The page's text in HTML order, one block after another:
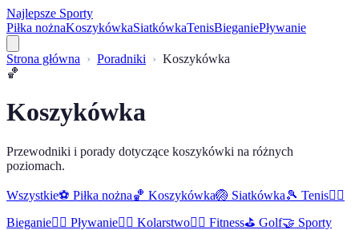
Najlepsze Sporty
Piłka nożnaKoszykówkaSiatkówkaTenisBieganiePływanie
Strona główna Poradniki
Koszykówka
🏀
Koszykówka
Przewodniki i porady dotyczące koszykówki na różnych
poziomach.
Wszystkie⚽ Piłka nożna🏀 Koszykówka🏐 Siatkówka🎾 Tenis🏃‍♂️
Bieganie🏊‍♀️ Pływanie🚴‍♀️ Kolarstwo🏋️‍♂️ Fitness⛳ Golf🤝 Sporty